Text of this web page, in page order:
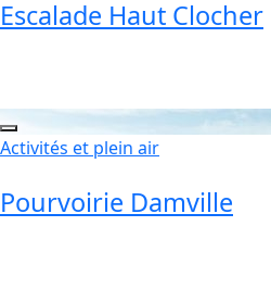
Escalade Haut Clocher
Activités et plein air
Pourvoirie Damville